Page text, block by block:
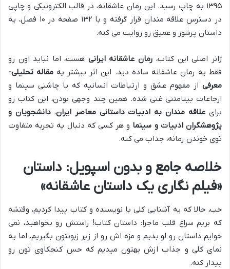
۱۳۹۵ به چاپ رسید. این رمان عاشقانه، در قالب الکترونیکی و چاپی
در دسترس علاقه مندان قرار گرفته و با ۱۳۲ صفحه در ۱۰ فصل، یه
داستان پرشور و عمیق رو روایت می کنه.
ژانر اصلی این کتاب، رمان عاشقانه ایرانی هست، اما نباید اون رو
فقط یه رمان عاشقانه ساده دید. این اثر بیشتر یه مقاله تحلیلی-
معرفی از مفهوم عشق و ارتباطات انسانیه که با چاشنی سینما و
ارجاعات بینامتنی غنی شده. همین چند وجهی بودن، این کتاب رو
برای علاقه مندان به ادبیات داستانی معاصر ایران،دانشجویان و
پژوهشگران ادبیات و سینما و هر کسی که دنبال یه تجربه متفاوت
توی خوندن رمانه، جذاب می کنه.
خلاصه جامع و بدون اسپویل: داستان
«فیلم نگاری یک داستان عاشقانه»
خب، حالا که یه آشنایی کلی با نویسنده و کتاب پیدا کردیم، وقتشه
که بریم سراغ قلب ماجرا: داستان کتاب! راستش رو بخواهید، نمی
خوایم داستان رو لو بدیم و مزه اش رو از زیر زبونتون بگیریم، اما یه
نمای کلی و جذاب ازش بهتون میدیم که حس کنجکاوی تون رو
بیدار کنه.